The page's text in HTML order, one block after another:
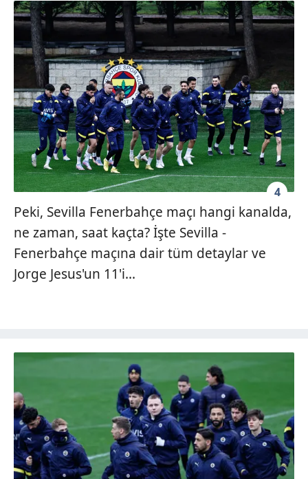
4
Peki, Sevilla Fenerbahçe maçı hangi kanalda,
ne zaman, saat kaçta? İşte Sevilla -
Fenerbahçe maçına dair tüm detaylar ve
Jorge Jesus'un 11'i...